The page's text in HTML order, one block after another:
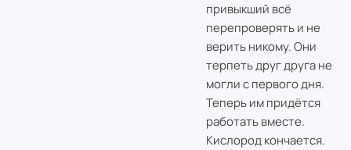
привыкший всё
перепроверять и не
верить никому. Они
терпеть друг друга не
могли с первого дня.
Теперь им придётся
работать вместе.
Кислород кончается.